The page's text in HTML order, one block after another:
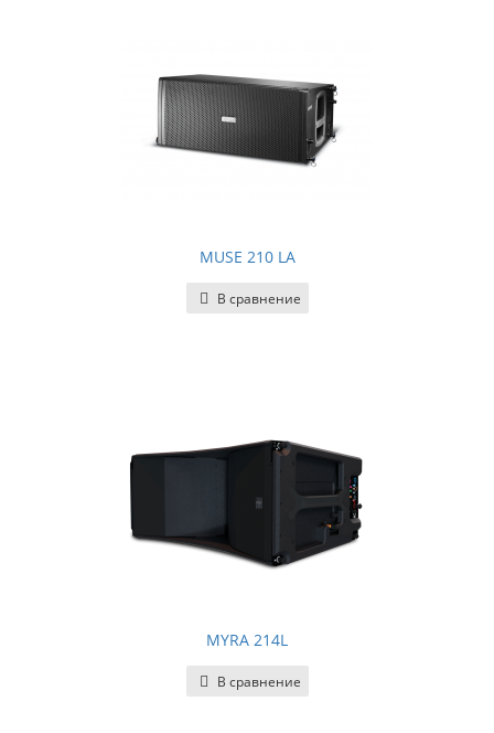
MUSE 210 LA
В сравнение
MYRA 214L
В сравнение